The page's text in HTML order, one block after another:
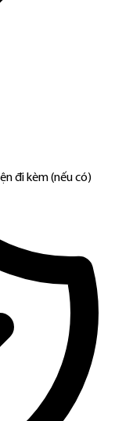
đi kèm (nếu có)